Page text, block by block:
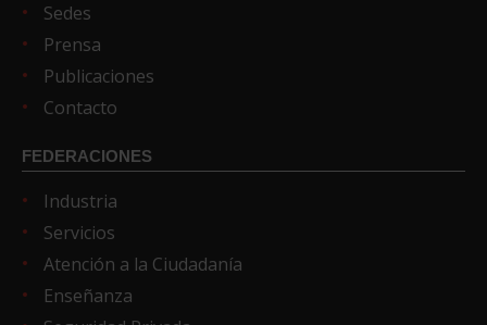
Sedes
Prensa
Publicaciones
Contacto
FEDERACIONES
Industria
Servicios
Atención a la Ciudadanía
Enseñanza